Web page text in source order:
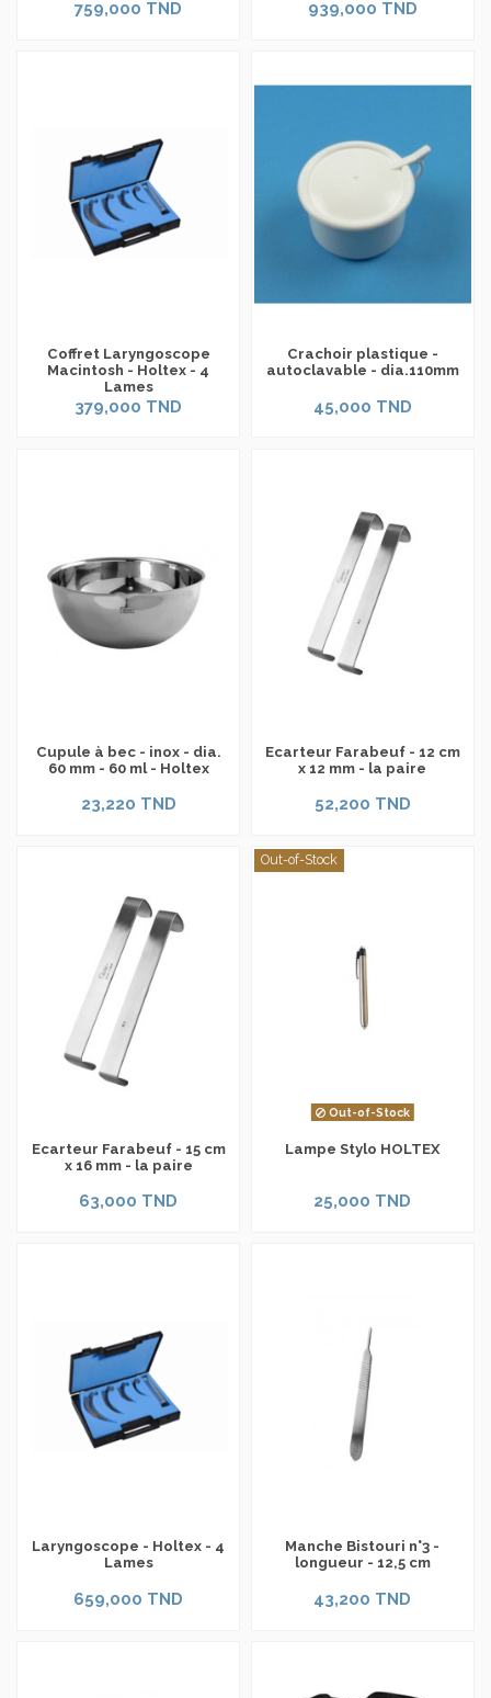
759,000 TND 939,000 TND
Coffret Laryngoscope
Macintosh - Holtex - 4
Lames
379,000 TND
Crachoir plastique -
autoclavable - dia.110mm
45,000 TND
Cupule à bec - inox - dia.
60 mm - 60 ml - Holtex
23,220 TND
Ecarteur Farabeuf - 12 cm
x 12 mm - la paire
52,200 TND
Ecarteur Farabeuf - 15 cm
x 16 mm - la paire
63,000 TND
Out-of-Stock
Out-of-Stock
Lampe Stylo HOLTEX
25,000 TND
Laryngoscope - Holtex - 4
Lames
659,000 TND
Manche Bistouri n°3 -
longueur - 12,5 cm
43,200 TND